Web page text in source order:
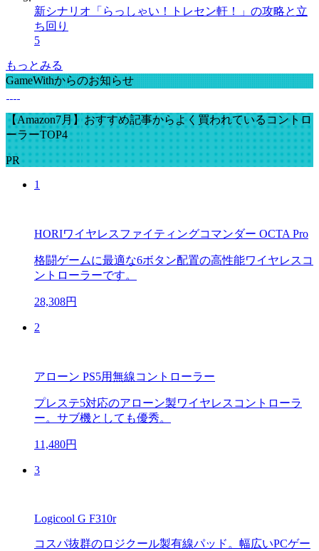
新シナリオ「らっしゃい！トレセン軒！」の攻略と立
ち回り
5
もっとみる
GameWithからのお知らせ
【Amazon7月】おすすめ記事からよく買われているコントロ
ーラーTOP4
PR
1
HORIワイヤレスファイティングコマンダー OCTA Pro
格闘ゲームに最適な6ボタン配置の高性能ワイヤレスコ
ントローラーです。
28,308円
2
アローン PS5用無線コントローラー
プレステ5対応のアローン製ワイヤレスコントローラ
ー。サブ機としても優秀。
11,480円
3
Logicool G F310r
コスパ抜群のロジクール製有線パッド。幅広いPCゲー